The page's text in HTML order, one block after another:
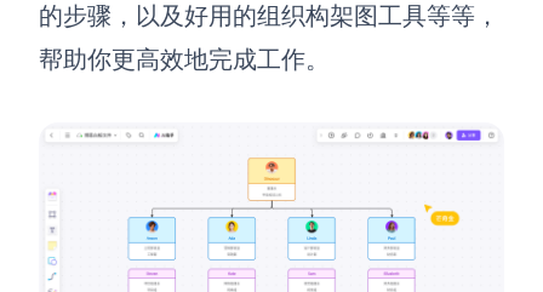
解决方案
的步骤，以及好用的组织构架图工具等等，
帮助你更高效地完成工作。